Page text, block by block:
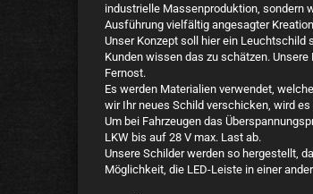
industrielle Massenproduktion, sondern
Ausführung vielfältig angesagter
Unser Konzept soll hier ein Leuchtschild
Kunden wissen das zu schätzen.
Fernost.
Es werden Materialien verwendet,
wir Ihr neues Schild verschicken, wird
Um bei Fahrzeugen das
LKW bis auf 28 V max. Last ab.
Unsere Schilder werden so hergestellt,
Möglichkeit, die LED-Leiste in einer